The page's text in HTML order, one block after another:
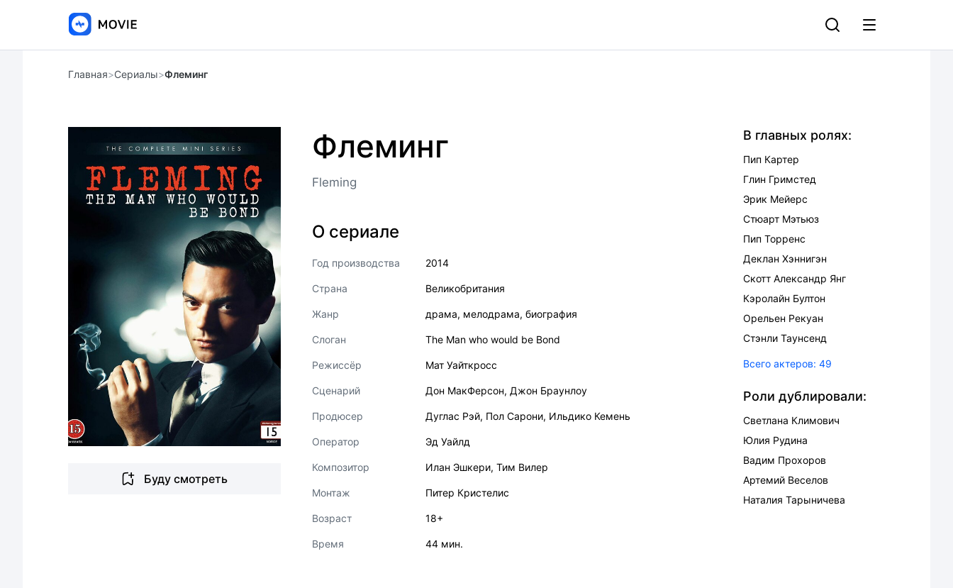
Главная>Сериалы>Флеминг
Буду смотреть
Флеминг
Fleming
О сериале
Год производства 2014
Страна Великобритания
Жанр драма, мелодрама, биография
Слоган The Man who would be Bond
Режиссёр Мат Уайткросс
Сценарий Дон МакФерсон, Джон Браунлоу
Продюсер Дуглас Рэй, Пол Сарони, Ильдико Кемень
Оператор Эд Уайлд
Композитор Илан Эшкери, Тим Вилер
Монтаж Питер Кристелис
Возраст 18+
Время 44 мин.
В главных ролях:
Пип Картер
Глин Гримстед
Эрик Мейерс
Стюарт Мэтьюз
Пип Торренс
Деклан Хэннигэн
Скотт Александр Янг
Кэролайн Бултон
Орельен Рекуан
Стэнли Таунсенд
Всего актеров: 49
Роли дублировали:
Светлана Климович
Юлия Рудина
Вадим Прохоров
Артемий Веселов
Наталия Тарыничева